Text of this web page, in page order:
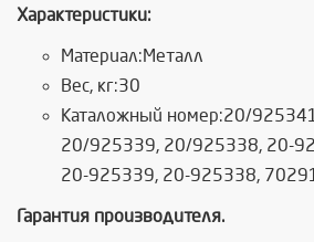
Характеристики:
Материал:Металл
Вес, кг:30
Каталожный номер:20/
20/925339, 20/925338, 20-
20-925339, 20-925338,
Гарантия производителя.